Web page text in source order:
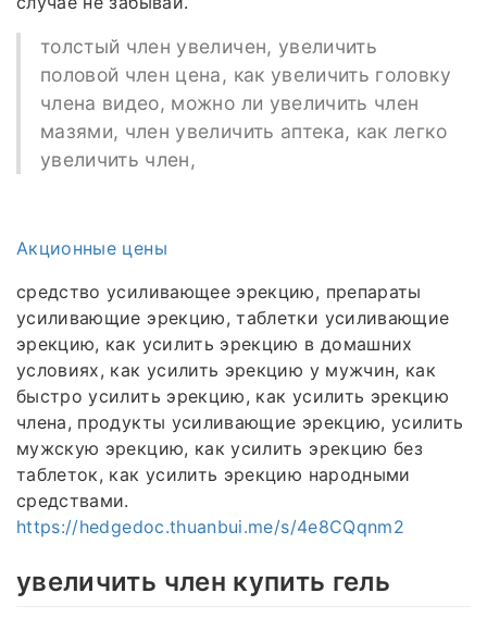
толстый член увеличен, увеличить
половой член цена, как увеличить головку
члена видео, можно ли увеличить член
мазями, член увеличить аптека, как легко
увеличить член,
Акционные цены
средство усиливающее эрекцию, препараты
усиливающие эрекцию, таблетки усиливающие
эрекцию, как усилить эрекцию в домашних
условиях, как усилить эрекцию у мужчин, как
быстро усилить эрекцию, как усилить эрекцию
члена, продукты усиливающие эрекцию, усилить
мужскую эрекцию, как усилить эрекцию без
таблеток, как усилить эрекцию народными
средствами.
https://hedgedoc.thuanbui.me/s/4e8CQqnm2
увеличить член купить гель